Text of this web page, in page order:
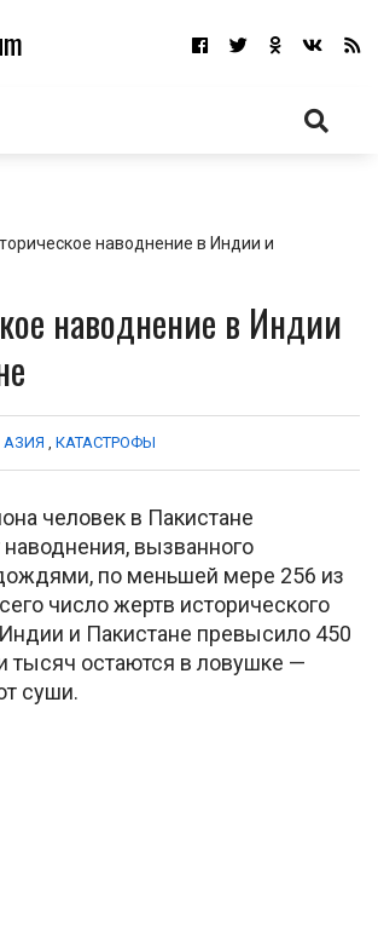
наводнение в Индии и
наводнение в Индии
АЗИЯ , КАТАСТРОФЫ
человек в Пакистане
наводнения, вызванного
по меньшей мере 256 из
число жертв исторического
и Пакистане превысило 450
тысяч остаются в ловушке —
суши.